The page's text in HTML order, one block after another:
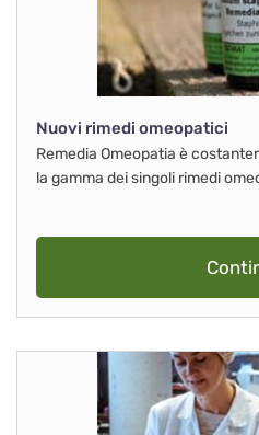
Nuovi rimedi omeopatici
Remedia Omeopatia è
la gamma dei singoli rimedi